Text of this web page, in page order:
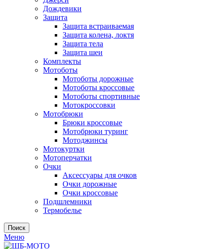
Дождевики
Защита
Защита встраиваемая
Защита колена, локтя
Защита тела
Защита шеи
Комплекты
Мотоботы
Мотоботы дорожные
Мотоботы кроссовые
Мотоботы спортивные
Мотокроссовки
Мотобрюки
Брюки кроссовые
Мотобрюки туринг
Мотоджинсы
Мотокуртки
Мотоперчатки
Очки
Аксессуары для очков
Очки дорожные
Очки кроссовые
Подшлемники
Термобелье
Поиск
Меню